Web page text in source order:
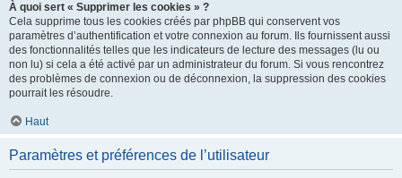
À quoi sert « Supprimer les cookies » ?
Cela supprime tous les cookies créés par phpBB qui conservent vos
paramètres d’authentification et votre connexion au forum. Ils fournissent aussi
des fonctionnalités telles que les indicateurs de lecture des messages (lu ou
non lu) si cela a été activé par un administrateur du forum. Si vous rencontrez
des problèmes de connexion ou de déconnexion, la suppression des cookies
pourrait les résoudre.
Haut
Paramètres et préférences de l’utilisateur